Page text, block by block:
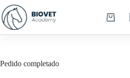
Saltar
al
contenido
Carro
Pedido completado